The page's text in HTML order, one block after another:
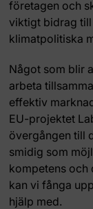
företagen och
viktigt bidrag till
klimatpolitiska
Något som blir
arbeta
effektiv
EU-projektet
övergången till
smidig som
kompetens och
kan vi fånga
hjälp med.